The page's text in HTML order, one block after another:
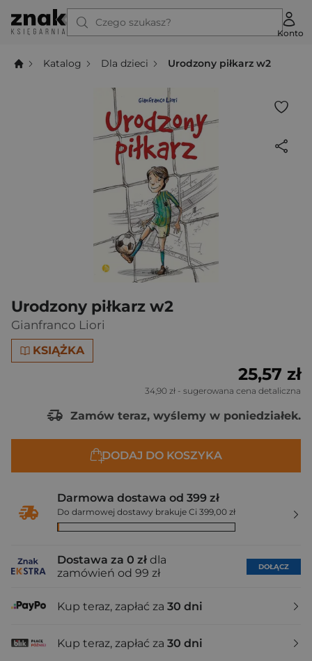
Czego szukasz?
Konto
Katalog Dla dzieci Urodzony piłkarz w2
Urodzony piłkarz w2
Gianfranco Liori
KSIĄŻKA
25,57 zł
34,90 zł - sugerowana cena detaliczna
Zamów teraz, wyślemy w poniedziałek.
DODAJ DO KOSZYKA
Darmowa dostawa od 399 zł
Do darmowej dostawy brakuje Ci 399,00 zł
Dostawa za 0 zł dla
zamówień od 99 zł
DOŁĄCZ
Kup teraz, zapłać za 30 dni
Kup teraz, zapłać za 30 dni